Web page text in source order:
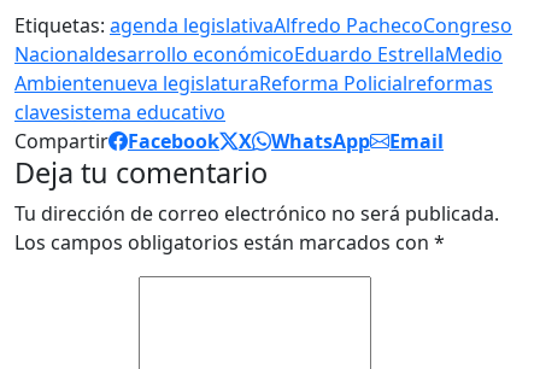
Etiquetas: agenda legislativaAlfredo PachecoCongreso
Nacionaldesarrollo económicoEduardo EstrellaMedio
Ambientenueva legislaturaReforma Policialreformas
clavesistema educativo
Compartir
Facebook X WhatsApp Email
Deja tu comentario
Tu dirección de correo electrónico no será publicada.
Los campos obligatorios están marcados con *